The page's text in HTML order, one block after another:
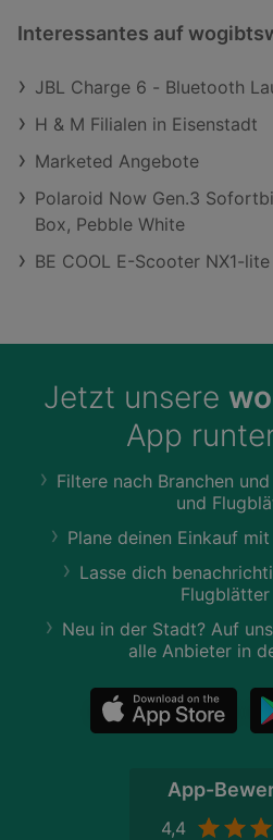
Interessantes auf
JBL Charge 6 - Bluetooth
H & M Filialen in Eisenstadt
Marketed Angebote
Polaroid Now Gen.3
Box, Pebble White
BE COOL E-Scooter NX1-lite
Jetzt unsere
App
Filtere nach Branchen
und
Plane deinen Einkauf
Lasse dich
Neu in der Stadt? Auf
alle Anbieter in
App-
4,4